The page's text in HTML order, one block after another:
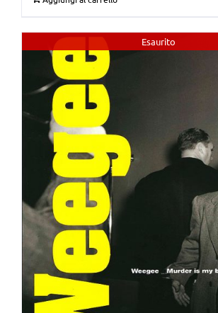
era:
€15,00.
è:
€10,00.
Esaurito